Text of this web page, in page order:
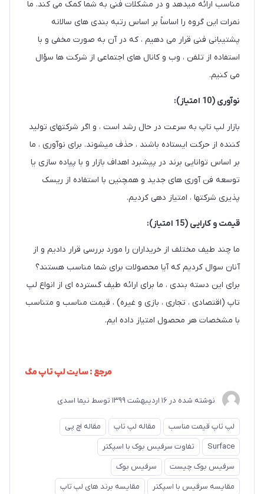
مناسب ارائه میدهد و در مشکلات فنی به شما کمک می کند. ما
نمرات این گروه را اساساً بر اساس رتبه بندی های سالانه
پشتیبانی فنی قرار می دهیم ، که در آن به صورت مخفی و با
استفاده از تلفن ، وب و کانال های اجتماعی از شرکت ها سؤال
می کنیم.
نوآوری (10 امتیاز):
بازار لپ تاپ به سرعت در حال رشد است ، و اگر شرکتهای تولید
کننده از حرکت ایستاده باشند ، حذف میشوند. برای نوآوری ، ما
بر اساس توانایی برند در پیشبرد اهداف بازار و با پیاده سازی یا
توسعه فن آوری های جدید و همچنین با استفاده از ریسک
پذیری شرکتها ، امتیاز دهی کردیم.
قیمت و کارایی (15 امتیاز):
ما چند طیف مختلف از خریداران را مورد بررسی قرار دادیم و از
آنان سوال کردیم که آیا محصولات برای شما مناسب هستند؟
برای این دسته بندی ، ما برای ارائه طیف گسترده ای از انواع لپ
تاپ (اقتصادی ، تجاری ، بازی و غیره) ، قیمت مناسب و متناسب
با مشخصات هر محصول امتیاز داده ایم.
مرجع : سایت لپ تاپ مگ
نوشته شده در 16 ارديبهشت 1399 توسط نیما اسدی
لپ تاپ قیمت مناسب مقاله لپ تاپ
مقاله اچ پی
Surface
تفاوت سرفیس بوک با اسپکتر
سرفیس بوک چیست
سرفیس بوک
مقایسه سرفیس با اسپکتر
مقایسه برند های لپ تاپ